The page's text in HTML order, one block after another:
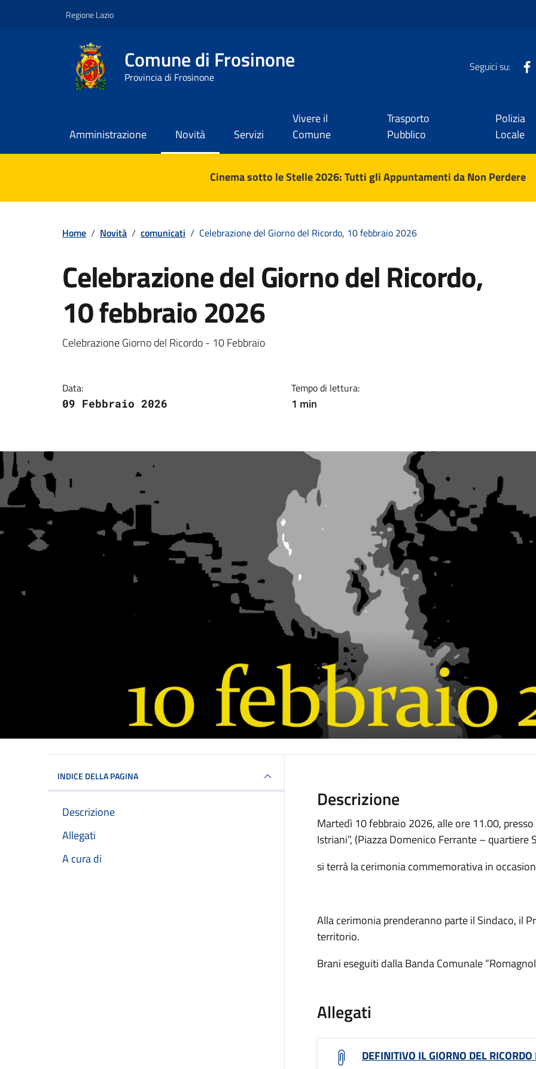
Regione Lazio
Comune di Frosinone
Provincia di Frosinone
Seguici su:
Amministrazione Novità Servizi
Vivere il
Comune
Trasporto
Pubblico
Polizia
Locale
Contenuti in evidenzaCinema sotto le Stelle 2026: Tutti gli Appuntamenti da Non Perdere
Home / Novità / comunicati / Celebrazione del Giorno del Ricordo, 10 febbraio 2026
Celebrazione del Giorno del Ricordo,
10 febbraio 2026
Dettagli della notizia
Celebrazione Giorno del Ricordo - 10 Febbraio
Data:
09 Febbraio 2026
Tempo di lettura:
1 min
INDICE DELLA PAGINA
Descrizione
Allegati
A cura di
Descrizione
Martedì 10 febbraio 2026, alle ore 11.00,
Istriani”, (Piazza Domenico Ferrante – quartiere
si terrà la cerimonia commemorativa in
Alla cerimonia prenderanno parte il Sindaco, il
territorio.
Brani eseguiti dalla Banda Comunale
Allegati
DEFINITIVO IL GIORNO DEL